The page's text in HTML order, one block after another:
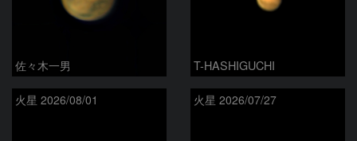
佐々木一男 T-HASHIGUCHI
火星 2026/08/01 火星 2026/07/27